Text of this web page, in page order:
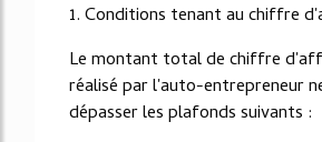
1. Conditions tenant au chiffre
Le montant total de chiffre
réalisé par l'auto-entrepreneur
dépasser les plafonds suivants :